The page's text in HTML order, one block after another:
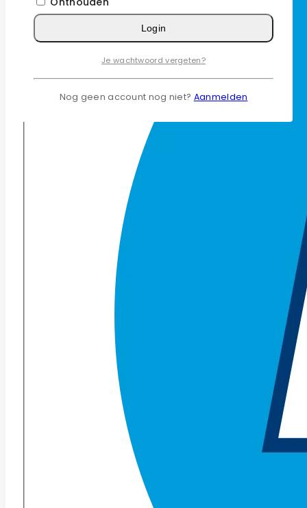
Login
Je wachtwoord vergeten?
Nog geen account nog niet? Aanmelden